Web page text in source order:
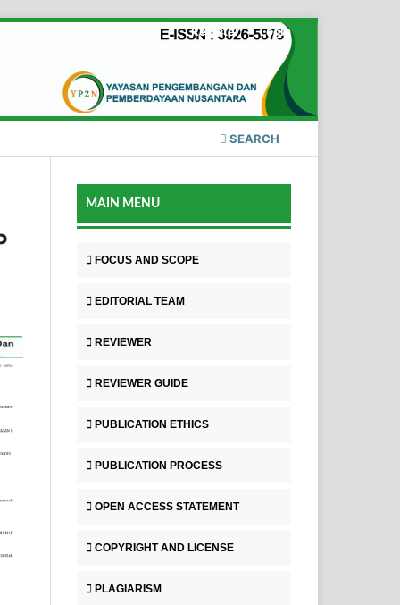
SEARCH
Register Login
MAIN MENU
FOCUS AND SCOPE
EDITORIAL TEAM
REVIEWER
REVIEWER GUIDE
PUBLICATION ETHICS
PUBLICATION PROCESS
OPEN ACCESS STATEMENT
COPYRIGHT AND LICENSE
PLAGIARISM